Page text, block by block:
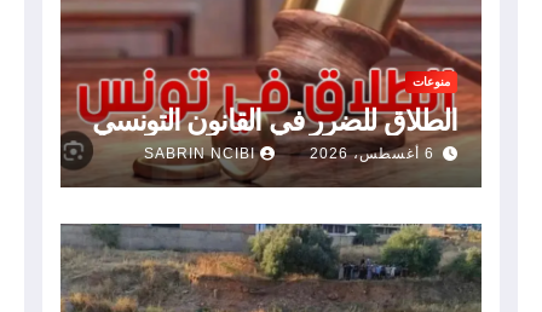
منوعات
الطلاق للضرر في القانون التونسي
6 أغسطس، 2026 SABRIN NCIBI